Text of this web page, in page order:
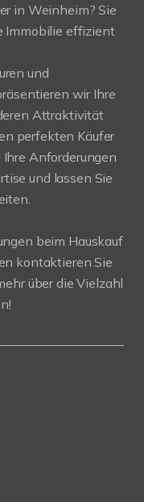
in Weinheim? Sie
Immobilie effizient
und
wir Ihre
Attraktivität
perfekten Käufer
Anforderungen
und lassen Sie
beim Hauskauf
kontaktieren Sie
über die Vielzahl